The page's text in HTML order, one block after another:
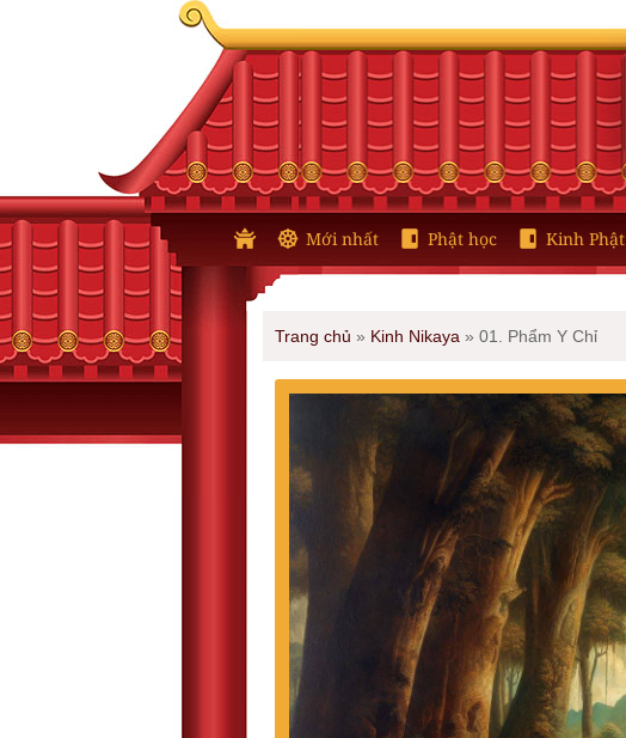
Mới nhất Phật học Kinh Phật
Trang chủ » Kinh Nikaya » 01. Phẩm Y Chỉ